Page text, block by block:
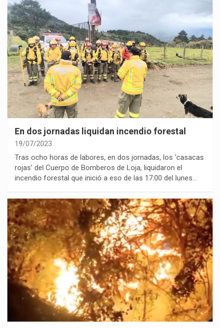
En dos jornadas liquidan incendio forestal
19/07/2023
Tras ocho horas de labores, en dos jornadas, los ‘casacas
rojas’ del Cuerpo de Bomberos de Loja, liquidaron el
incendio forestal que inició a eso de las 17:00 del lunes…